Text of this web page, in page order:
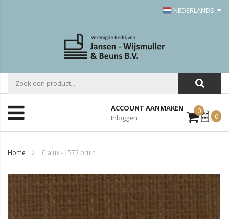
NEDERLANDS
ACCOUNT AANMAKEN
Inloggen
0Mijn
Offerte
0
Home Cialux - 1572 bruin